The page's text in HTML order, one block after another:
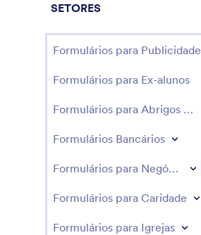
SETORES
Formulários para Publicidade
Formulários para Ex-alunos
Formulários para Abrigos de Animais
Formulários Bancários
Formulários para Negócios
Formulários para Caridade
Formulários para Igrejas